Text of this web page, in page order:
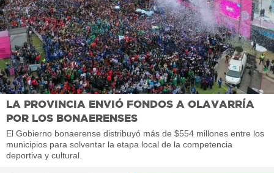
LA PROVINCIA ENVIÓ FONDOS A OLAVARRÍA
POR LOS BONAERENSES
El Gobierno bonaerense distribuyó más de $554 millones entre los
municipios para solventar la etapa local de la competencia
deportiva y cultural.